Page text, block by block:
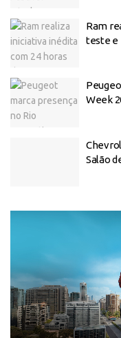
Ram
teste e
Week
Salão